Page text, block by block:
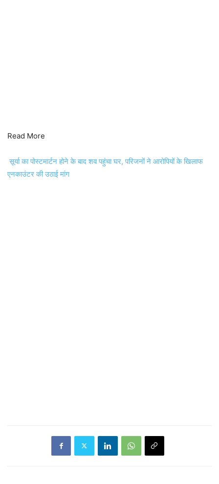
Read More
सूर्या का पोस्टमार्टन होने के बाद शव पहुंचा घर, परिजनों ने आरोपियों के खिलाफ
एनकाउंटर की उठाई मांग